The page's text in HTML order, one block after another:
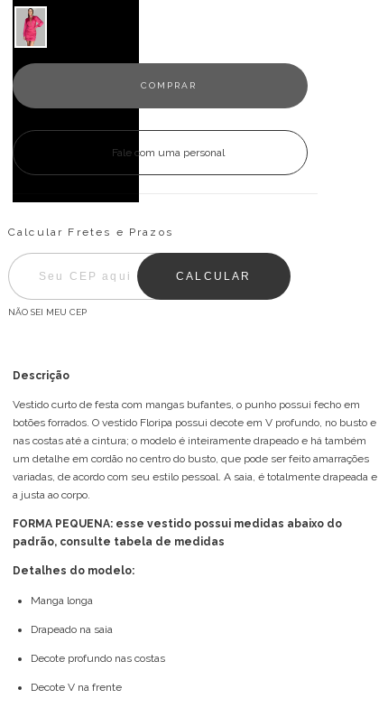
Fale com uma personal
Calcular Fretes e Prazos
CALCULAR
NÃO SEI MEU CEP
Descrição
Vestido curto de festa com mangas bufantes, o punho possui fecho em
botões forrados. O vestido Floripa possui decote em V profundo, no busto e
nas costas até a cintura; o modelo é inteiramente drapeado e há também
um detalhe em cordão no centro do busto, que pode ser feito amarrações
variadas, de acordo com seu estilo pessoal. A saia, é totalmente drapeada e
a justa ao corpo.
FORMA PEQUENA: esse vestido possui medidas abaixo do
padrão, consulte tabela de medidas
Detalhes do modelo:
Manga longa
Drapeado na saia
Decote profundo nas costas
Decote V na frente